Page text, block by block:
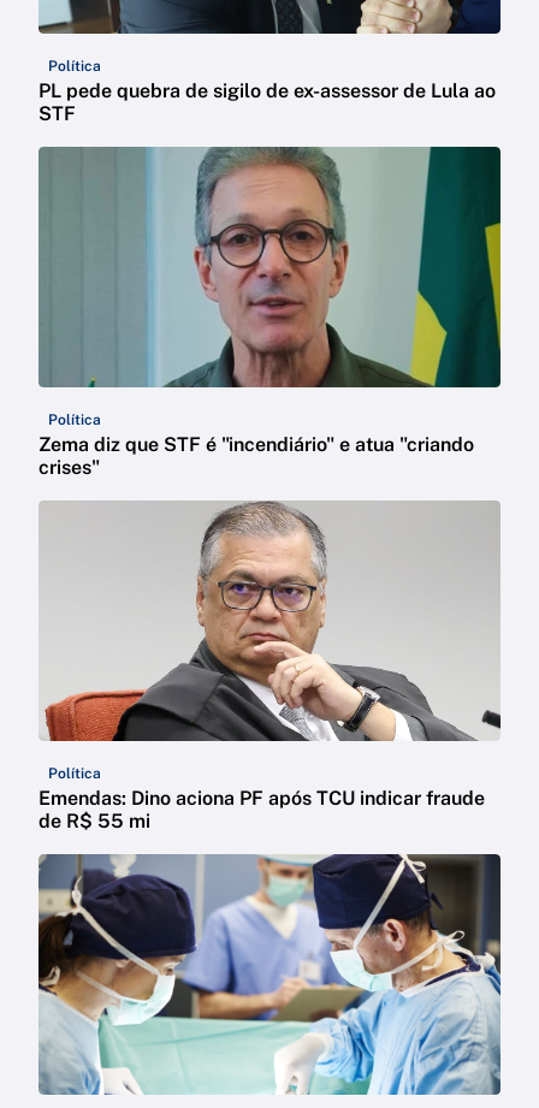
Política
PL pede quebra de sigilo de ex-assessor de Lula ao
STF
Política
Zema diz que STF é "incendiário" e atua "criando
crises"
Política
Emendas: Dino aciona PF após TCU indicar fraude
de R$ 55 mi